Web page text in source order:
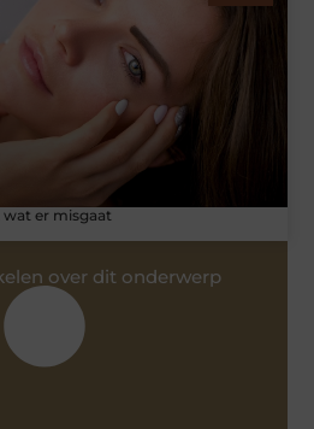
wat er misgaat
over dit onderwerp